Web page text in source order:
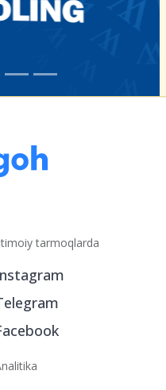
tarmoqlarda